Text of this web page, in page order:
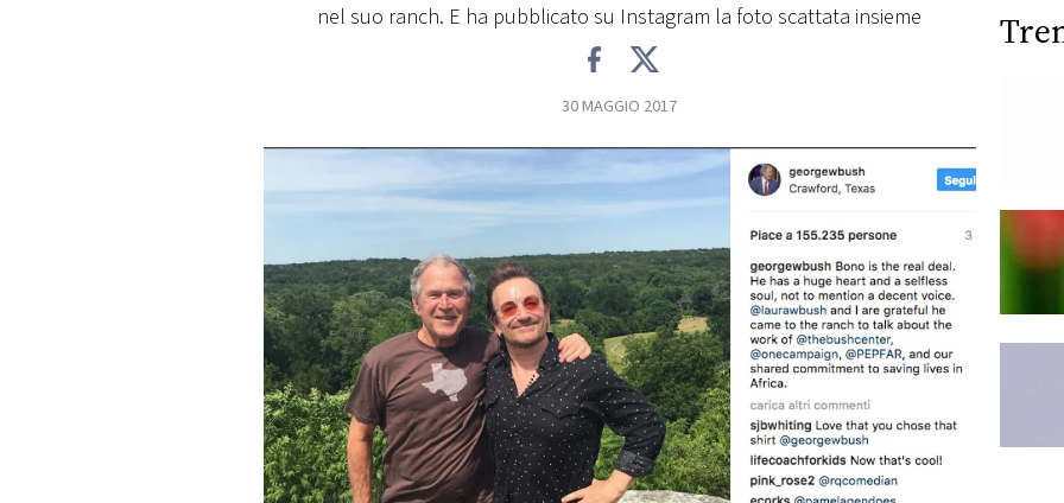
FOTO
CONCORSI
EVENTI
VIDEO
TV
PRINCIPATO
nel suo ranch. E ha pubblicato su Instagram la foto scattata insieme
30 MAGGIO 2017